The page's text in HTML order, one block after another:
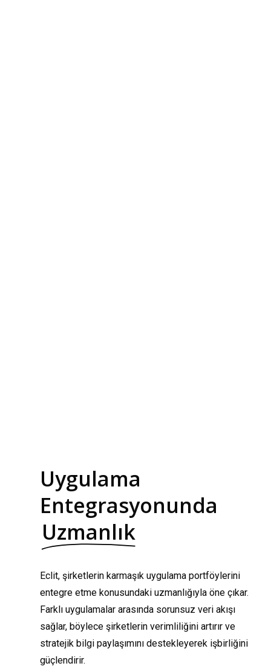
Uygulama
Entegrasyonunda
Uzmanlık
Eclit, şirketlerin karmaşık uygulama portföylerini
entegre etme konusundaki uzmanlığıyla öne çıkar.
Farklı uygulamalar arasında sorunsuz veri akışı
sağlar, böylece şirketlerin verimliliğini artırır ve
stratejik bilgi paylaşımını destekleyerek işbirliğini
güçlendirir.